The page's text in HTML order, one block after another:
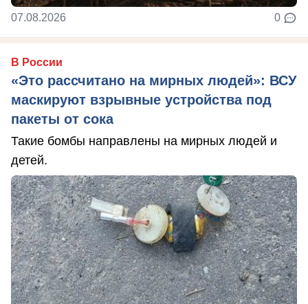
07.08.2026 0
В России
«Это рассчитано на мирных людей»: ВСУ
маскируют взрывные устройства под
пакеты от сока
Такие бомбы направлены на мирных людей и
детей.